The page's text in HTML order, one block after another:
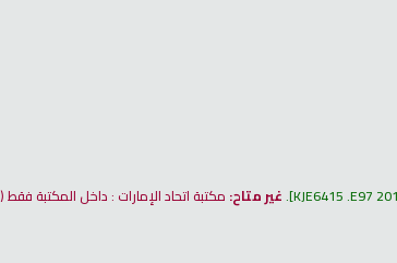
KJE6415 .E97
.غير متاح: مكتبة اتحاد الإمارات : داخل المكتبة فقط(1).